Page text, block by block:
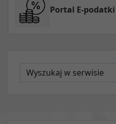
Portal E-podatki
Wyszukaj